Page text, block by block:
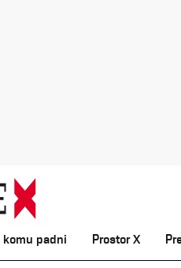
komu padni Prostor X